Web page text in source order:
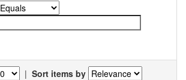
| Sort items by